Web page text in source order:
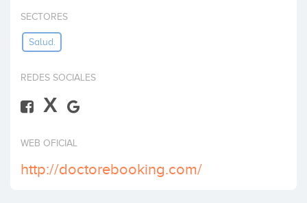
Invertir
SECTORES
Salud.
REDES SOCIALES
X
WEB OFICIAL
http://doctorebooking.com/